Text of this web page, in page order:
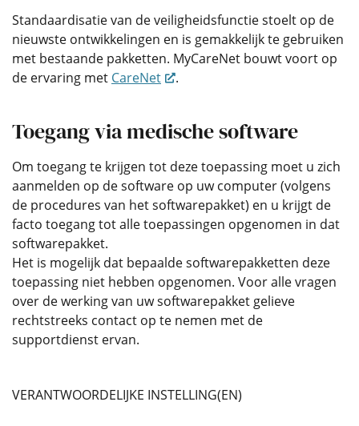
Standaardisatie van de veiligheidsfunctie stoelt op de
nieuwste ontwikkelingen en is gemakkelijk te gebruiken
met bestaande pakketten. MyCareNet bouwt voort op
de ervaring met CareNet .
Toegang via medische software
Om toegang te krijgen tot deze toepassing moet u zich
aanmelden op de software op uw computer (volgens
de procedures van het softwarepakket) en u krijgt de
facto toegang tot alle toepassingen opgenomen in dat
softwarepakket.
Het is mogelijk dat bepaalde softwarepakketten deze
toepassing niet hebben opgenomen. Voor alle vragen
over de werking van uw softwarepakket gelieve
rechtstreeks contact op te nemen met de
supportdienst ervan.
VERANTWOORDELIJKE INSTELLING(EN)